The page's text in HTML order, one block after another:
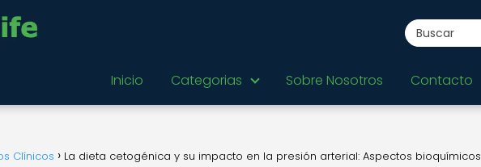
Inicio Categorias Sobre Nosotros Contacto
Clínicos La dieta cetogénica y su impacto en la presión arterial: Aspectos bioquímicos